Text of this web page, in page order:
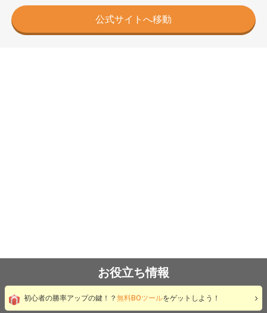
公式サイトへ移動
お役立ち情報
初心者の勝率アップの鍵！？ 無料BOツールをゲットしよう！